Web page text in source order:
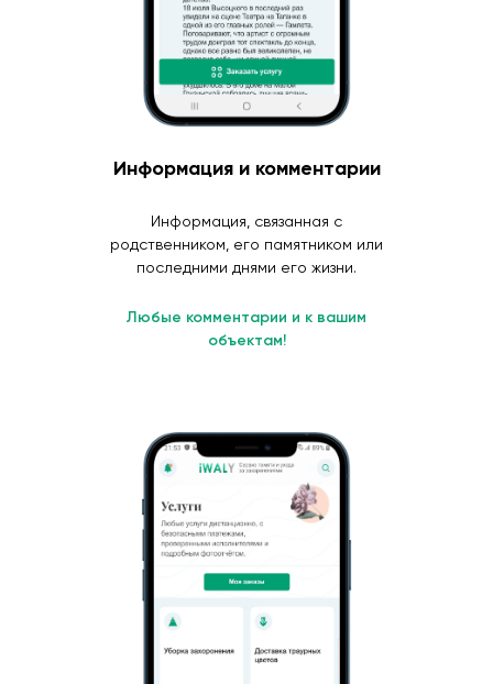
Информация и комментарии
Информация, связанная с
родственником, его памятником или
последними днями его жизни.
Любые комментарии и к вашим
объектам!